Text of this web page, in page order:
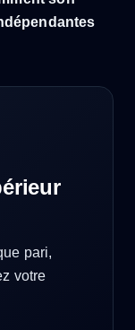
pari,
votre